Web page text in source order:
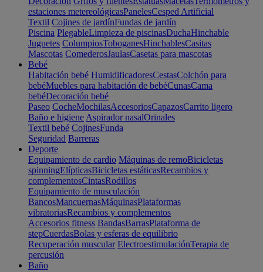
estaciones metereológicasPanelesCesped Artificial
Textil Cojines de jardínFundas de jardín
Piscina PlegableLimpieza de piscinasDuchaHinchable
Juguetes ColumpiosToboganesHinchablesCasitas
Mascotas ComederosJaulasCasetas para mascotas
Bebé
Habitación bebé HumidificadoresCestasColchón para
bebéMuebles para habitación de bebéCunasCama
bebéDecoración bebé
Paseo CocheMochilasAccesoriosCapazosCarrito ligero
Baño e higiene Aspirador nasalOrinales
Textil bebé CojinesFunda
Seguridad Barreras
Deporte
Equipamiento de cardio Máquinas de remoBicicletas
spinningElípticasBicicletas estáticasRecambios y
complementosCintasRodillos
Equipamiento de musculación
BancosMancuernasMáquinasPlataformas
vibratoriasRecambios y complementos
Accesorios fitness BandasBarrasPlataforma de
stepCuerdasBolas y esferas de equilibrio
Recuperación muscular ElectroestimulaciónTerapia de
percusión
Baño